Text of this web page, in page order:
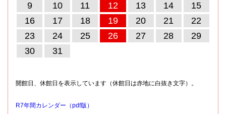
9 10 11 12 13 14
15
16
17 18 19 20 21
22
23
24 25 26 27 28
29
30
31
開館日、休館日を表示しています（休館日は赤地に白抜き文字）。
R7年間カレンダー（pdf版）